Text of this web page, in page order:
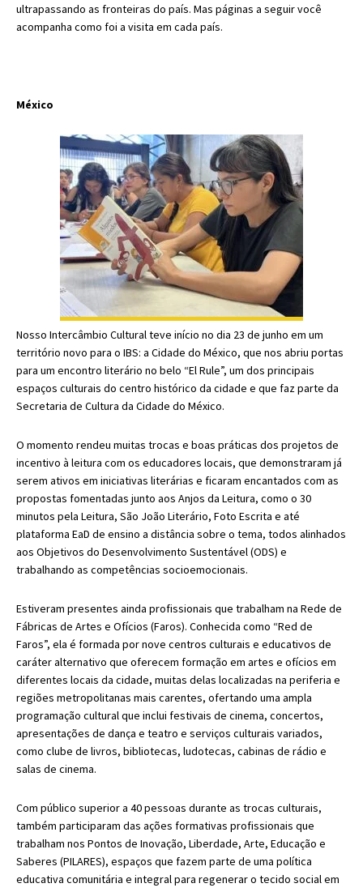
ultrapassando as fronteiras do país. Mas páginas a seguir você
acompanha como foi a visita em cada país.
México
Nosso Intercâmbio Cultural teve início no dia 23 de junho em um
território novo para o IBS: a Cidade do México, que nos abriu portas
para um encontro literário no belo “El Rule”, um dos principais
espaços culturais do centro histórico da cidade e que faz parte da
Secretaria de Cultura da Cidade do México.
O momento rendeu muitas trocas e boas práticas dos projetos de
incentivo à leitura com os educadores locais, que demonstraram já
serem ativos em iniciativas literárias e ficaram encantados com as
propostas fomentadas junto aos Anjos da Leitura, como o 30
minutos pela Leitura, São João Literário, Foto Escrita e até
plataforma EaD de ensino a distância sobre o tema, todos alinhados
aos Objetivos do Desenvolvimento Sustentável (ODS) e
trabalhando as competências socioemocionais.
Estiveram presentes ainda profissionais que trabalham na Rede de
Fábricas de Artes e Ofícios (Faros). Conhecida como “Red de
Faros”, ela é formada por nove centros culturais e educativos de
caráter alternativo que oferecem formação em artes e ofícios em
diferentes locais da cidade, muitas delas localizadas na periferia e
regiões metropolitanas mais carentes, ofertando uma ampla
programação cultural que inclui festivais de cinema, concertos,
apresentações de dança e teatro e serviços culturais variados,
como clube de livros, bibliotecas, ludotecas, cabinas de rádio e
salas de cinema.
Com público superior a 40 pessoas durante as trocas culturais,
também participaram das ações formativas profissionais que
trabalham nos Pontos de Inovação, Liberdade, Arte, Educação e
Saberes (PILARES), espaços que fazem parte de uma política
educativa comunitária e integral para regenerar o tecido social em